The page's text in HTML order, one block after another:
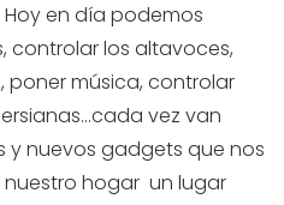
en día podemos
controlar los altavoces,
poner música, controlar
vez van
y nuevos gadgets que nos
hogar un lugar